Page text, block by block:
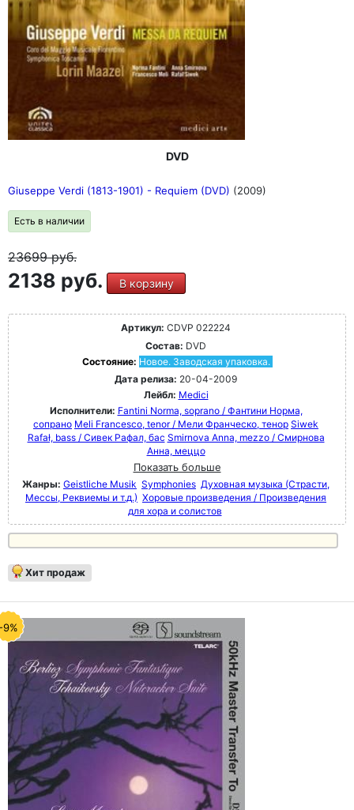
DVD
Giuseppe Verdi (1813-1901) - Requiem (DVD) (2009)
Есть в наличии
23699руб.
2138 руб. В корзину
Артикул: CDVP 022224
Состав: DVD
Состояние: Новое. Заводская упаковка.
Дата релиза: 20-04-2009
Лейбл: Medici
Исполнители: Fantini Norma, soprano / Фантини Норма,
сопрано Meli Francesco, tenor / Мели Франческо, тенор Siwek
Rafał, bass / Сивек Рафал, бас Smirnova Anna, mezzo / Смирнова
Анна, меццо
Показать больше
Жанры: Geistliche Musik Symphonies Духовная музыка (Страсти,
Мессы, Реквиемы и т.д.) Хоровые произведения / Произведения
для хора и солистов
Хит продаж
9%